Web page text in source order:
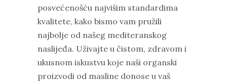
posvećenošću najvišim standardima
kvalitete, kako bismo vam pružili
najbolje od našeg mediteranskog
naslijeđa. Uživajte u čistom, zdravom i
ukusnom iskustvu koje naši organski
proizvodi od masline donose u vaš